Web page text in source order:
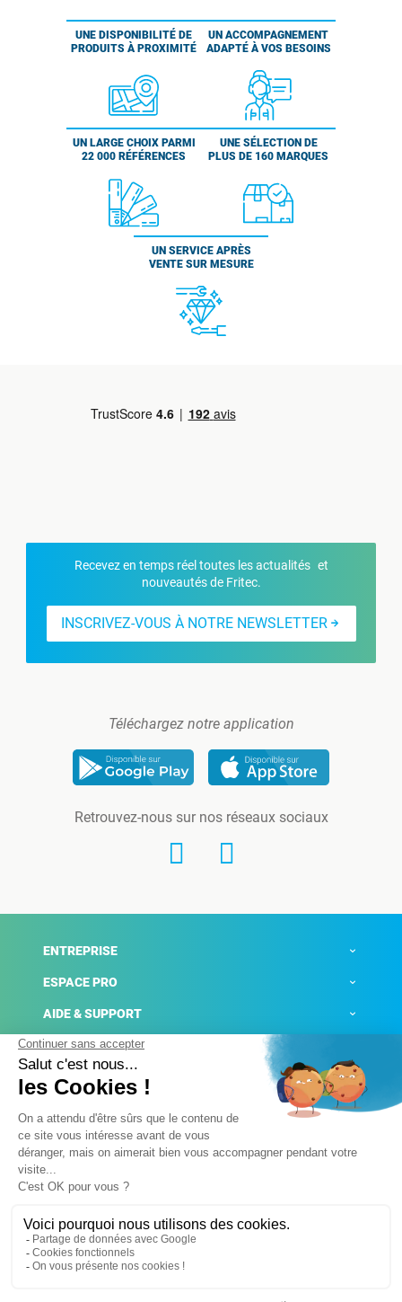
UNE DISPONIBILITÉ DE
PRODUITS À PROXIMITÉ
UN ACCOMPAGNEMENT
ADAPTÉ À VOS BESOINS
UN LARGE CHOIX PARMI
22 000 RÉFÉRENCES
UNE SÉLECTION DE
PLUS DE 160 MARQUES
UN SERVICE APRÈS
VENTE SUR MESURE
Recevez en temps réel toutes les actualités et
nouveautés de Fritec.
INSCRIVEZ-VOUS À NOTRE NEWSLETTER
Téléchargez notre application
Retrouvez-nous sur nos réseaux sociaux
ENTREPRISE
ESPACE PRO
AIDE & SUPPORT
ACTUALITÉS
Mentions légales
Conditions générales de ventes
Plateforme de signalement